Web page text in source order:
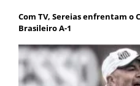
Com TV, Sereias enfrentam o
Brasileiro A-1